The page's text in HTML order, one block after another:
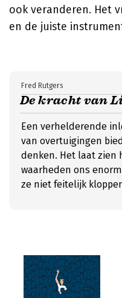
ook veranderen. Het
en de juiste
De kracht van
Fred Rutgers
Een verhelderende
van overtuigingen
denken. Het laat zien
waarheden ons
ze niet feitelijk